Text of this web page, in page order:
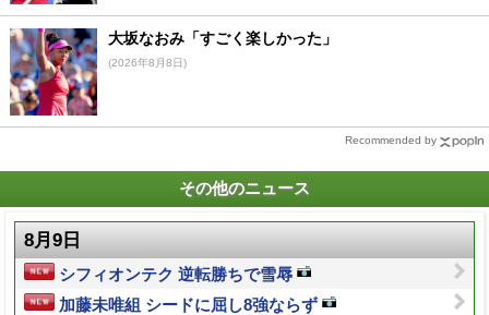
大坂なおみ「すごく楽しかった」
(2026年8月8日)
Recommended by
その他のニュース
8月9日
シフィオンテク 逆転勝ちで雪辱
加藤未唯組 シードに屈し8強ならず